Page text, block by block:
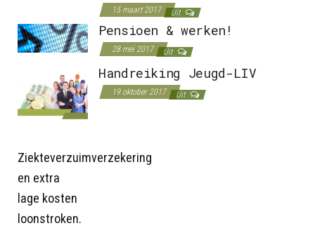
15 maart 2017 Uit
Pensioen & werken!
28 mei 2017 Uit
Handreiking Jeugd-LIV
19 oktober 2017 Uit
Ziekteverzuimverzekering
en extra
lage kosten
loonstroken.